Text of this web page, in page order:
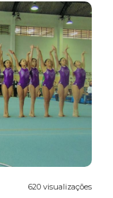
620 visualizações